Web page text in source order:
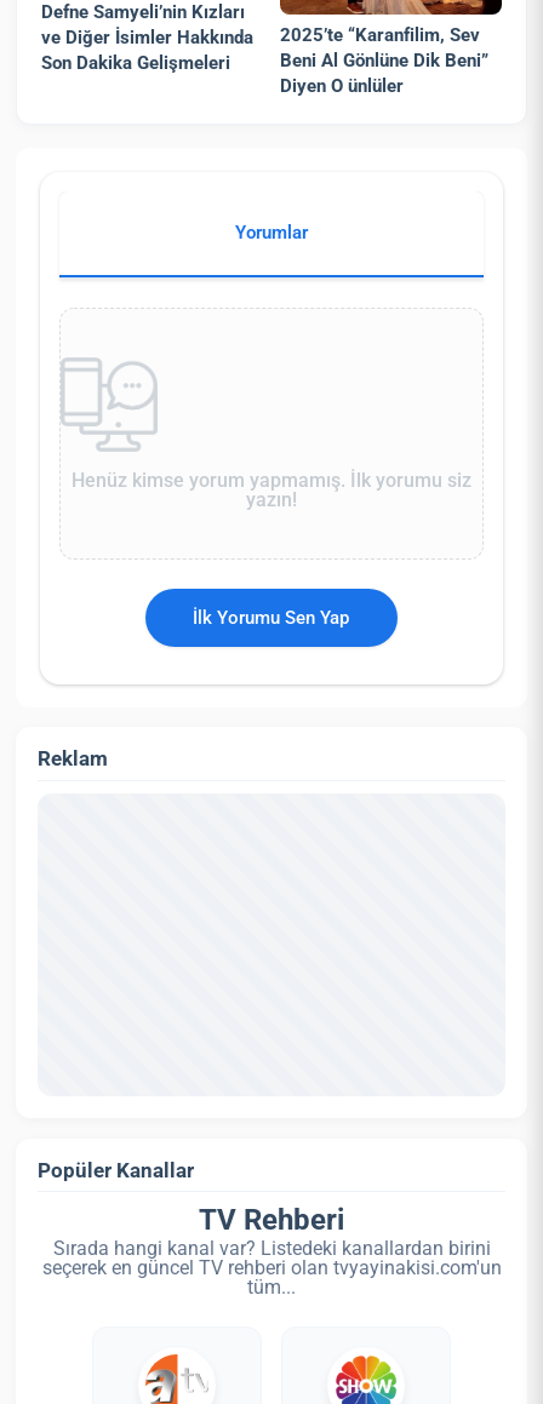
Defne Samyeli’nin Kızları
ve Diğer İsimler Hakkında
Son Dakika Gelişmeleri
2025’te “Karanfilim, Sev
Beni Al Gönlüne Dik Beni”
Diyen O ünlüler
Yorumlar
Henüz kimse yorum yapmamış. İlk yorumu siz
yazın!
İlk Yorumu Sen Yap
Reklam
Popüler Kanallar
TV Rehberi
Sırada hangi kanal var? Listedeki kanallardan birini
seçerek en güncel TV rehberi olan tvyayinakisi.com'un
tüm...